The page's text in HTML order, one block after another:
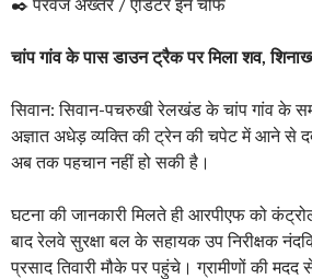
✒️ परवेज अख्तर / एडिटर इन चीफ
चांप गांव के पास डाउन ट्रैक पर मिला शव,
सिवान: सिवान-पचरुखी रेलखंड के चांप गांव के
अज्ञात अधेड़ व्यक्ति की ट्रेन की चपेट में आने से
अब तक पहचान नहीं हो सकी है।
घटना की जानकारी मिलते ही आरपीएफ को
बाद रेलवे सुरक्षा बल के सहायक उप निरीक्षक
प्रसाद तिवारी मौके पर पहुंचे। ग्रामीणों की